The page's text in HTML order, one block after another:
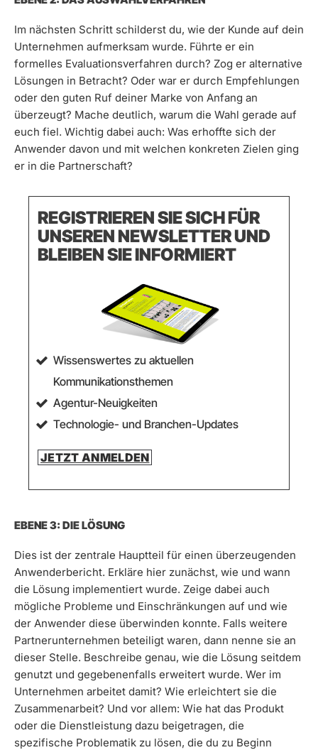
Im nächsten Schritt schilderst du, wie der Kunde auf dein
Unternehmen aufmerksam wurde. Führte er ein
formelles Evaluationsverfahren durch? Zog er alternative
Lösungen in Betracht? Oder war er durch Empfehlungen
oder den guten Ruf deiner Marke von Anfang an
überzeugt? Mache deutlich, warum die Wahl gerade auf
euch fiel. Wichtig dabei auch: Was erhoffte sich der
Anwender davon und mit welchen konkreten Zielen ging
er in die Partnerschaft?
REGISTRIEREN SIE SICH FÜR
UNSEREN NEWSLETTER UND
BLEIBEN SIE INFORMIERT
Wissenswertes zu aktuellen
Kommunikationsthemen
Agentur-Neuigkeiten
Technologie- und Branchen-Updates
JETZT ANMELDEN
EBENE 3: DIE LÖSUNG
Dies ist der zentrale Hauptteil für einen überzeugenden
Anwenderbericht. Erkläre hier zunächst, wie und wann
die Lösung implementiert wurde. Zeige dabei auch
mögliche Probleme und Einschränkungen auf und wie
der Anwender diese überwinden konnte. Falls weitere
Partnerunternehmen beteiligt waren, dann nenne sie an
dieser Stelle. Beschreibe genau, wie die Lösung seitdem
genutzt und gegebenenfalls erweitert wurde. Wer im
Unternehmen arbeitet damit? Wie erleichtert sie die
Zusammenarbeit? Und vor allem: Wie hat das Produkt
oder die Dienstleistung dazu beigetragen, die
spezifische Problematik zu lösen, die du zu Beginn